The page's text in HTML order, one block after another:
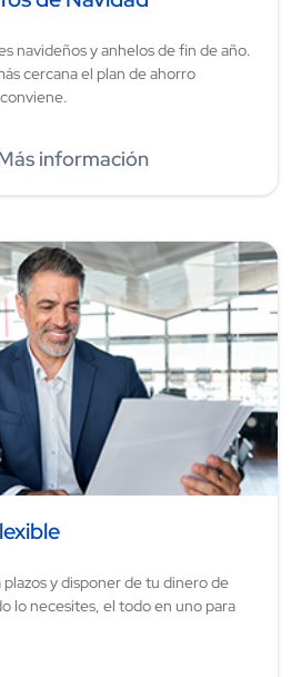
navideños y anhelos de fin de año.
cercana el plan de ahorro
información
y disponer de tu dinero de
lo necesites, el todo en uno para